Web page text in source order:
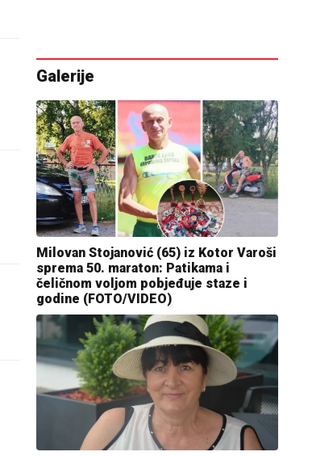
Galerije
Milovan Stojanović (65) iz Kotor Varoši
sprema 50. maraton: Patikama i
čeličnom voljom pobjeđuje staze i
godine (FOTO/VIDEO)